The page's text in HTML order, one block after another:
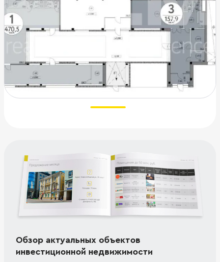
Обзор актуальных объектов
инвестиционной недвижимости